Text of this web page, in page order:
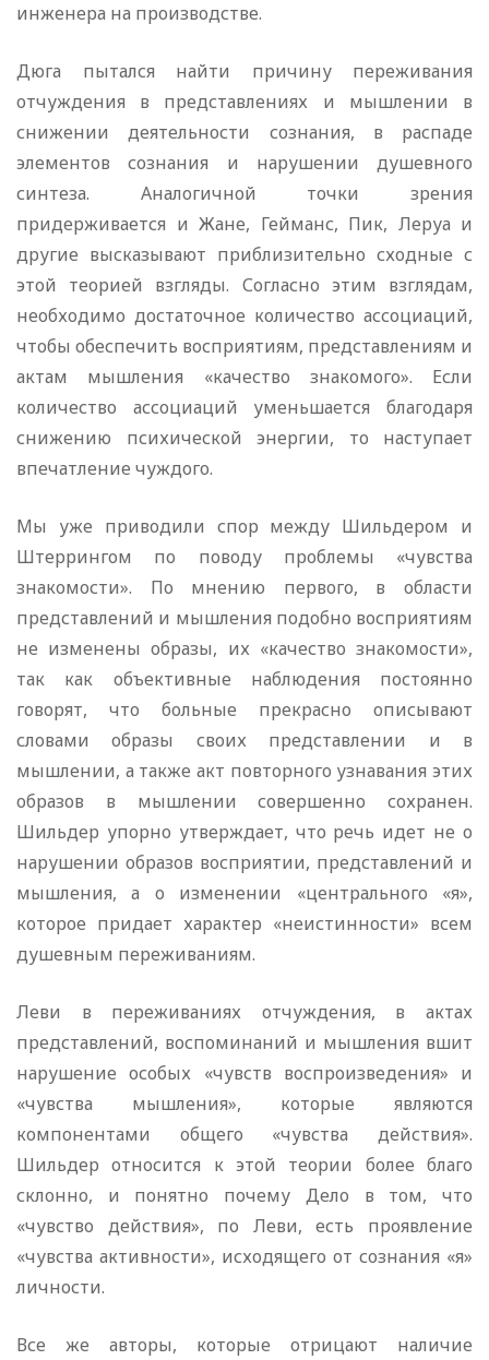
инженера на производстве.
Дюга пытался найти причину переживания
отчуждения в представлениях и мышлении в
снижении деятельности сознания, в распаде
элементов сознания и нарушении душевного
синтеза. Аналогичной точки зрения
придерживается и Жане, Гейманс, Пик, Леруа и
другие высказывают приблизительно сходные с
этой теорией взгляды. Согласно этим взглядам,
необходимо достаточное количество ассоциаций,
чтобы обеспечить восприятиям, представлениям и
актам мышления «качество знакомого». Если
количество ассоциаций уменьшается благодаря
снижению психической энергии, то наступает
впечатление чуждого.
Мы уже приводили спор между Шильдером и
Штеррингом по поводу проблемы «чувства
знакомости». По мнению первого, в области
представлений и мышления подобно восприятиям
не изменены образы, их «качество знакомости»,
так как объективные наблюдения постоянно
говорят, что больные прекрасно описывают
словами образы своих представлении и в
мышлении, а также акт повторного узнавания этих
образов в мышлении совершенно сохранен.
Шильдер упорно утверждает, что речь идет не о
нарушении образов восприятии, представлений и
мышления, а о изменении «центрального «я»,
которое придает характер «неистинности» всем
душевным переживаниям.
Леви в переживаниях отчуждения, в актах
представлений, воспоминаний и мышления вшит
нарушение особых «чувств воспроизведения» и
«чувства мышления», которые являются
компонентами общего «чувства действия».
Шильдер относится к этой теории более благо
склонно, и понятно почему Дело в том, что
«чувство действия», по Леви, есть проявление
«чувства активности», исходящего от сознания «я»
личности.
Все же авторы, которые отрицают наличие